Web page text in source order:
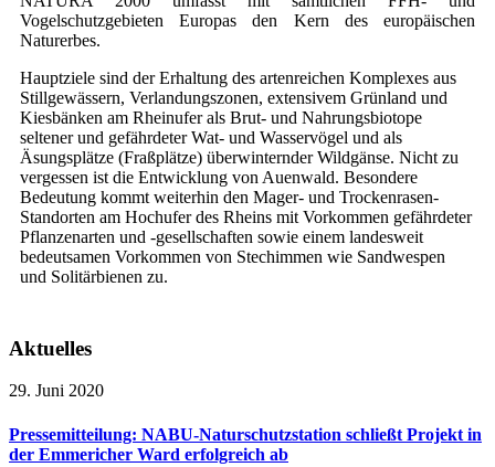
Vogelschutzgebieten Europas den Kern des europäischen
Naturerbes.
Hauptziele sind der Erhaltung des artenreichen Komplexes aus
Stillgewässern, Verlandungszonen, extensivem Grünland und
Kiesbänken am Rheinufer als Brut- und Nahrungsbiotope
seltener und gefährdeter Wat- und Wasservögel und als
Äsungsplätze (Fraßplätze) überwinternder Wildgänse. Nicht zu
vergessen ist die Entwicklung von Auenwald. Besondere
Bedeutung kommt weiterhin den Mager- und Trockenrasen-
Standorten am Hochufer des Rheins mit Vorkommen gefährdeter
Pflanzenarten und -gesellschaften sowie einem landesweit
bedeutsamen Vorkommen von Stechimmen wie Sandwespen
und Solitärbienen zu.
Aktuelles
29. Juni 2020
Pressemitteilung: NABU-Naturschutzstation schließt Projekt in
der Emmericher Ward erfolgreich ab